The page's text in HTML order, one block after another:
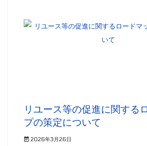
リユース等の促進に関する
プの策定について
2026年3月26日